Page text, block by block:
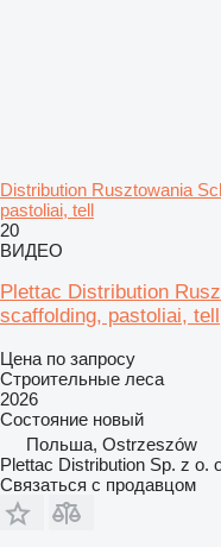
Distribution Rusztowania
pastoliai, tell
20
ВИДЕО
Plettac Distribution
scaffolding, pastoliai, tell
Цена по запросу
Строительные леса
2026
Состояние новый
Польша, Ostrzeszów
Plettac Distribution Sp. z o.
Связаться с продавцом